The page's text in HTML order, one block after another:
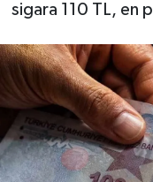
sigara 110 TL, en
Kültür Sanat
Magazin
Manşet Altı